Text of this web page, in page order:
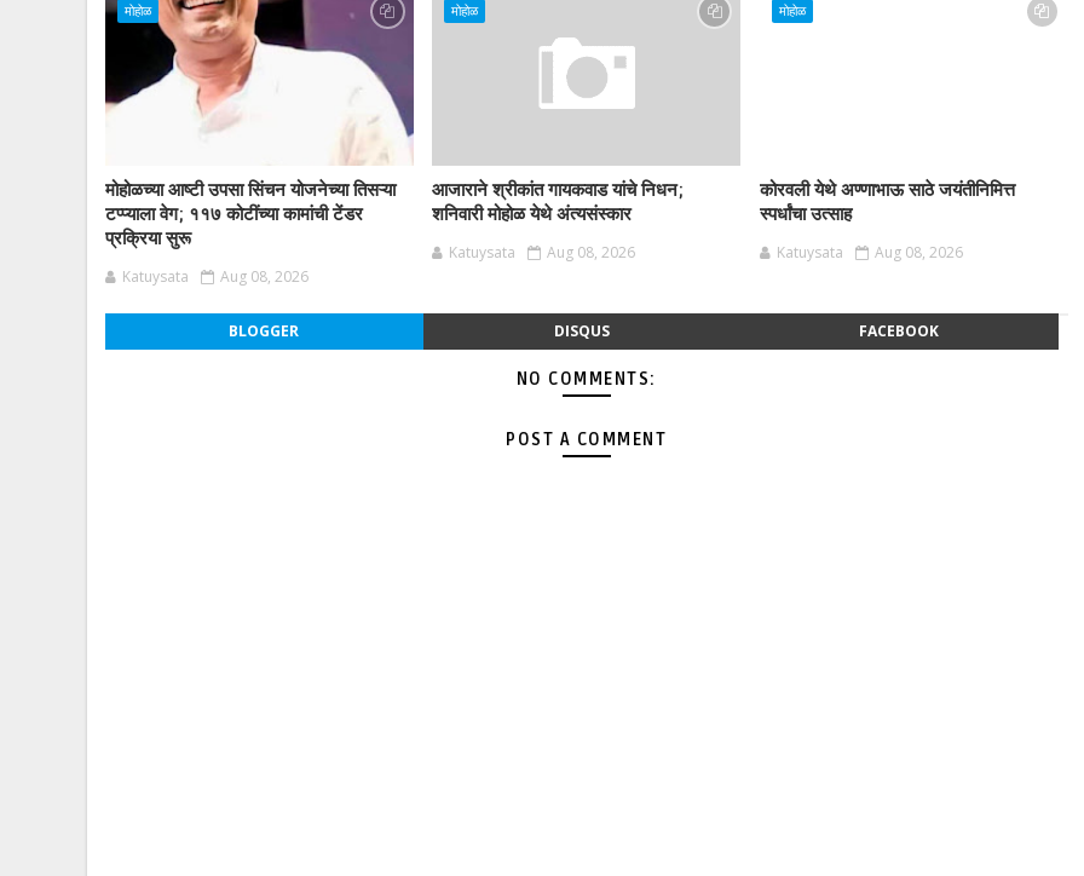
मोहोळ
मोहोळच्या आष्टी उपसा सिंचन योजनेच्या तिसऱ्या
टप्प्याला वेग; ११७ कोटींच्या कामांची टेंडर
प्रक्रिया सुरू
Katuysata Aug 08, 2026
मोहोळ
आजाराने श्रीकांत गायकवाड यांचे निधन;
शनिवारी मोहोळ येथे अंत्यसंस्कार
Katuysata Aug 08, 2026
मोहोळ
कोरवली येथे अण्णाभाऊ साठे जयंतीनिमित्त
स्पर्धांचा उत्साह
Katuysata Aug 08, 2026
BLOGGER DISQUS FACEBOOK
NO COMMENTS:
POST A COMMENT